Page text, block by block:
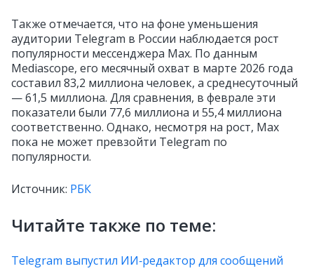
Также отмечается, что на фоне уменьшения
аудитории Telegram в России наблюдается рост
популярности мессенджера Max. По данным
Mediascope, его месячный охват в марте 2026 года
составил 83,2 миллиона человек, а среднесуточный
— 61,5 миллиона. Для сравнения, в феврале эти
показатели были 77,6 миллиона и 55,4 миллиона
соответственно. Однако, несмотря на рост, Max
пока не может превзойти Telegram по
популярности.
Источник: РБК
Читайте также по теме:
Telegram выпустил ИИ‑редактор для сообщений